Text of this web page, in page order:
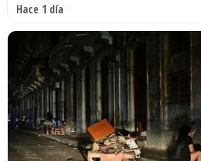
Hace 1 día